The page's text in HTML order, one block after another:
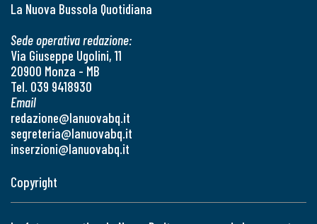
La Nuova Bussola Quotidiana
Sede operativa redazione:
Via Giuseppe Ugolini, 11
20900 Monza - MB
Tel. 039 9418930
Email
redazione@lanuovabq.it
segreteria@lanuovabq.it
inserzioni@lanuovabq.it
Copyright